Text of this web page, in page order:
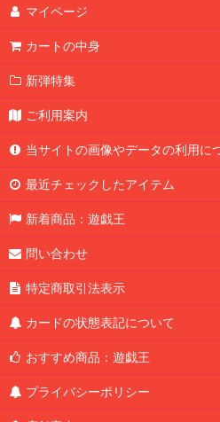
マイページ
カートの中身
新弾特集
ご利用案内
当サイトの画像やデータの利用に
最近チェックしたアイテム
新着商品：遊戯王
問い合わせ
特定商取引法表示
カードの状態表記について
おすすめ商品：遊戯王
プライバシーポリシー